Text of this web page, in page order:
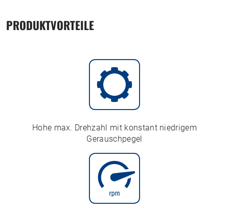
PRODUKTVORTEILE
Hohe max. Drehzahl mit konstant niedrigem
Gerauschpegel